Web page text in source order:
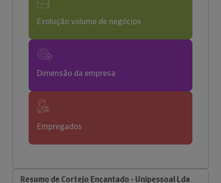
Evolução volume de negócios
Dimensão da empresa
Empregados
Resumo de Cortejo Encantado - Unipessoal Lda